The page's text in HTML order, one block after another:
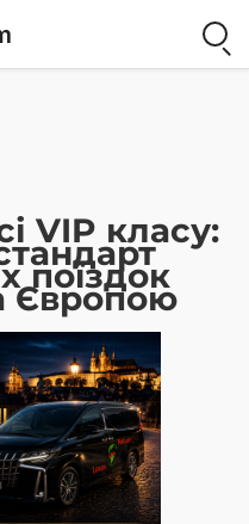
VIP класу:
поїздок
Європою